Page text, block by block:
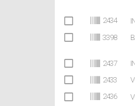
2434
3398
2437
2433
2436